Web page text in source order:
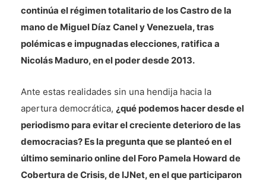
continúa el régimen totalitario de los Castro de la
mano de Miguel Díaz Canel y Venezuela, tras
polémicas e impugnadas elecciones, ratifica a
Nicolás Maduro, en el poder desde 2013.
Ante estas realidades sin una hendija hacia la
apertura democrática, ¿qué podemos hacer desde el
periodismo para evitar el creciente deterioro de las
democracias? Es la pregunta que se planteó en el
último seminario online del Foro Pamela Howard de
Cobertura de Crisis, de IJNet, en el que participaron